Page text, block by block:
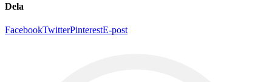
Dela
FacebookTwitterPinterestE-post